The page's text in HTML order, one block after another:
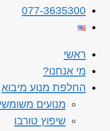
077-3635300
ראשי
מי אנחנו?
החלפת מנוע מיבוא
מנועים
שיפוץ טורבו